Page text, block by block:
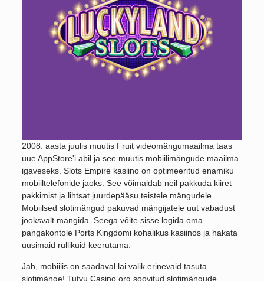
2008. aasta juulis muutis Fruit videomängumaailma taas
uue AppStore'i abil ja see muutis mobiilimängude maailma
igaveseks. Slots Empire kasiino on optimeeritud enamiku
mobiiltelefonide jaoks. See võimaldab neil pakkuda kiiret
pakkimist ja lihtsat juurdepääsu teistele mängudele.
Mobiilsed slotimängud pakuvad mängijatele uut vabadust
jooksvalt mängida. Seega võite sisse logida oma
pangakontole Ports Kingdomi kohalikus kasiinos ja hakata
uusimaid rullikuid keerutama.
Jah, mobiilis on saadaval lai valik erinevaid tasuta
slotimänge! Tutvu Casino.org soovitud slotimängude